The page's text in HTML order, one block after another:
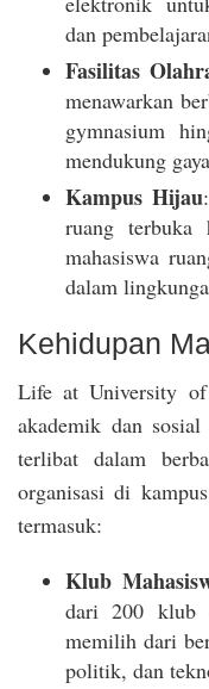
dan
Fasilitas
menawarkan
gymnasium
mendukung
Kampus Hijau
ruang terbuka
mahasiswa
dalam
Kehidupan
Life at University of
akademik dan
terlibat dalam
organisasi di
termasuk:
Klub
dari 200 klub
memilih dari
politik, dan